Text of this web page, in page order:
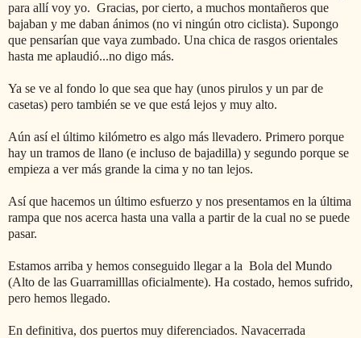
para allí voy yo. Gracias, por cierto, a muchos montañeros que
bajaban y me daban ánimos (no vi ningún otro ciclista). Supongo
que pensarían que vaya zumbado. Una chica de rasgos orientales
hasta me aplaudió...no digo más.
Ya se ve al fondo lo que sea que hay (unos pirulos y un par de
casetas) pero también se ve que está lejos y muy alto.
Aún así el último kilómetro es algo más llevadero. Primero porque
hay un tramos de llano (e incluso de bajadilla) y segundo porque se
empieza a ver más grande la cima y no tan lejos.
Así que hacemos un último esfuerzo y nos presentamos en la última
rampa que nos acerca hasta una valla a partir de la cual no se puede
pasar.
Estamos arriba y hemos conseguido llegar a la Bola del Mundo
(Alto de las Guarramilllas oficialmente). Ha costado, hemos sufrido,
pero hemos llegado.
En definitiva, dos puertos muy diferenciados. Navacerrada